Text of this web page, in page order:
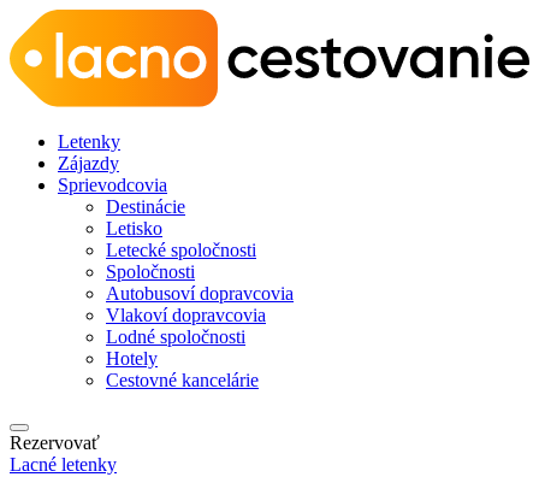
Letenky
Zájazdy
Sprievodcovia
Destinácie
Letisko
Letecké spoločnosti
Spoločnosti
Autobusoví dopravcovia
Vlakoví dopravcovia
Lodné spoločnosti
Hotely
Cestovné kancelárie
Rezervovať
Lacné letenky